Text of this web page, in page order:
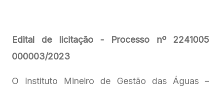
Edital de licitação - Processo nº 2241005
000003/2023
O Instituto Mineiro de Gestão das Águas –